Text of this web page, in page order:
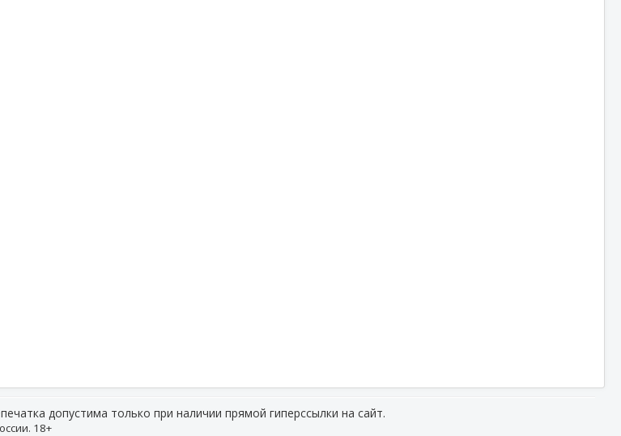
допустима только при наличии прямой гиперссылки на сайт.
18+